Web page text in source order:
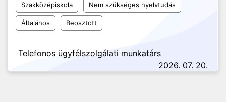
Szakközépiskola Nem szükséges nyelvtudás
Általános Beosztott
Telefonos ügyfélszolgálati munkatárs
2026. 07. 20.